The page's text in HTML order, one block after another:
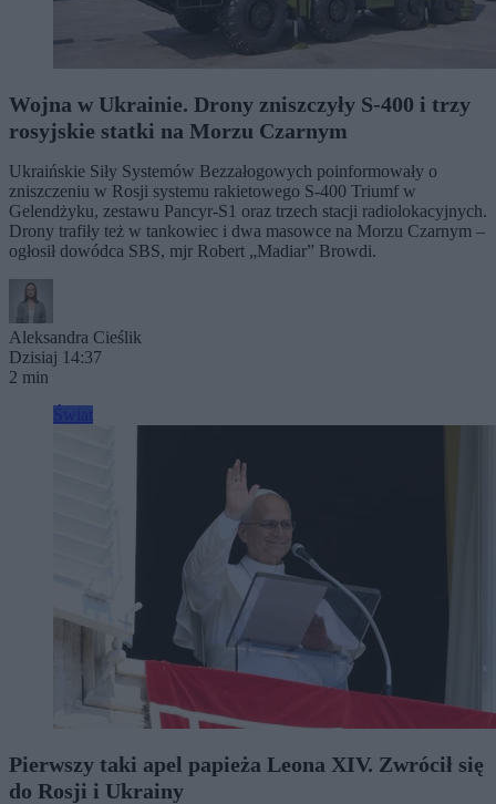
Wojna w Ukrainie. Drony zniszczyły S-400 i trzy
rosyjskie statki na Morzu Czarnym
Ukraińskie Siły Systemów Bezzałogowych poinformowały o
zniszczeniu w Rosji systemu rakietowego S-400 Triumf w
Gelendżyku, zestawu Pancyr-S1 oraz trzech stacji radiolokacyjnych.
Drony trafiły też w tankowiec i dwa masowce na Morzu Czarnym –
ogłosił dowódca SBS, mjr Robert „Madiar” Browdi.
Aleksandra Cieślik
Dzisiaj 14:37
2 min
Pierwszy taki apel papieża Leona XIV. Zwrócił się
do Rosji i Ukrainy